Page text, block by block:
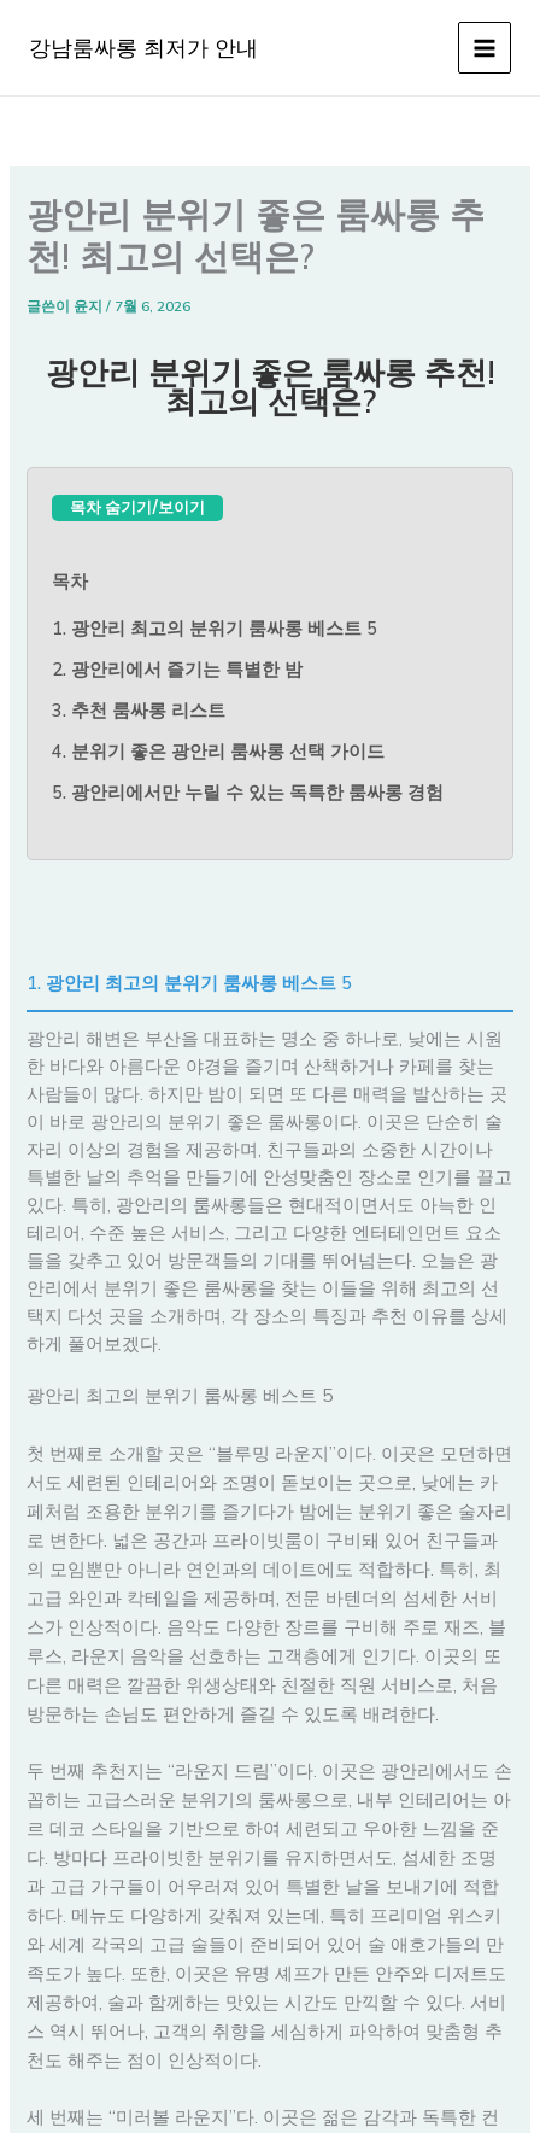
강남룸싸롱 최저가 안내
광안리 분위기 좋은 룸싸롱 추
천! 최고의 선택은?
글쓴이 윤지/ 7월 6, 2026
광안리 분위기 좋은 룸싸롱 추천!
최고의 선택은?
목차 숨기기/보이기
목차
1. 광안리 최고의 분위기 룸싸롱 베스트 5
2. 광안리에서 즐기는 특별한 밤
3. 추천 룸싸롱 리스트
4. 분위기 좋은 광안리 룸싸롱 선택 가이드
5. 광안리에서만 누릴 수 있는 독특한 룸싸롱 경험
1. 광안리 최고의 분위기 룸싸롱 베스트 5
광안리 해변은 부산을 대표하는 명소 중 하나로, 낮에는 시원
한 바다와 아름다운 야경을 즐기며 산책하거나 카페를 찾는
사람들이 많다. 하지만 밤이 되면 또 다른 매력을 발산하는 곳
이 바로 광안리의 분위기 좋은 룸싸롱이다. 이곳은 단순히 술
자리 이상의 경험을 제공하며, 친구들과의 소중한 시간이나
특별한 날의 추억을 만들기에 안성맞춤인 장소로 인기를 끌고
있다. 특히, 광안리의 룸싸롱들은 현대적이면서도 아늑한 인
테리어, 수준 높은 서비스, 그리고 다양한 엔터테인먼트 요소
들을 갖추고 있어 방문객들의 기대를 뛰어넘는다. 오늘은 광
안리에서 분위기 좋은 룸싸롱을 찾는 이들을 위해 최고의 선
택지 다섯 곳을 소개하며, 각 장소의 특징과 추천 이유를 상세
하게 풀어보겠다.
광안리 최고의 분위기 룸싸롱 베스트 5
첫 번째로 소개할 곳은 “블루밍 라운지”이다. 이곳은 모던하면
서도 세련된 인테리어와 조명이 돋보이는 곳으로, 낮에는 카
페처럼 조용한 분위기를 즐기다가 밤에는 분위기 좋은 술자리
로 변한다. 넓은 공간과 프라이빗룸이 구비돼 있어 친구들과
의 모임뿐만 아니라 연인과의 데이트에도 적합하다. 특히, 최
고급 와인과 칵테일을 제공하며, 전문 바텐더의 섬세한 서비
스가 인상적이다. 음악도 다양한 장르를 구비해 주로 재즈, 블
루스, 라운지 음악을 선호하는 고객층에게 인기다. 이곳의 또
다른 매력은 깔끔한 위생상태와 친절한 직원 서비스로, 처음
방문하는 손님도 편안하게 즐길 수 있도록 배려한다.
두 번째 추천지는 “라운지 드림”이다. 이곳은 광안리에서도 손
꼽히는 고급스러운 분위기의 룸싸롱으로, 내부 인테리어는 아
르 데코 스타일을 기반으로 하여 세련되고 우아한 느낌을 준
다. 방마다 프라이빗한 분위기를 유지하면서도, 섬세한 조명
과 고급 가구들이 어우러져 있어 특별한 날을 보내기에 적합
하다. 메뉴도 다양하게 갖춰져 있는데, 특히 프리미엄 위스키
와 세계 각국의 고급 술들이 준비되어 있어 술 애호가들의 만
족도가 높다. 또한, 이곳은 유명 셰프가 만든 안주와 디저트도
제공하여, 술과 함께하는 맛있는 시간도 만끽할 수 있다. 서비
스 역시 뛰어나, 고객의 취향을 세심하게 파악하여 맞춤형 추
천도 해주는 점이 인상적이다.
세 번째는 “미러볼 라운지”다. 이곳은 젊은 감각과 독특한 컨